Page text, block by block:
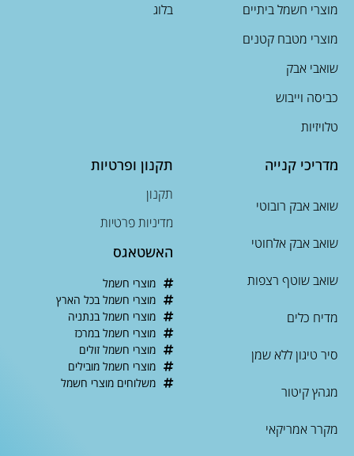
מוצרי חשמל ביתיים
מוצרי מטבח קטנים
שואבי אבק
כביסה וייבוש
טלויזיות
בלוג
מדריכי קנייה
שואב אבק רובוטי
שואב אבק אלחוטי
שואב שוטף רצפות
מדיח כלים
סיר טיגון ללא שמן
מגהץ קיטור
מקרר אמריקאי
תקנון ופרטיות
תקנון
מדיניות פרטיות
האשטאגס
מוצרי חשמל
מוצרי חשמל בכל הארץ
מוצרי חשמל בנתניה
מוצרי חשמל במרכז
מוצרי חשמל זולים
מוצרי חשמל מובילים
משלוחים מוצרי חשמל